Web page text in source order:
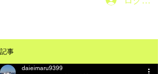
記事
daieimaru9399